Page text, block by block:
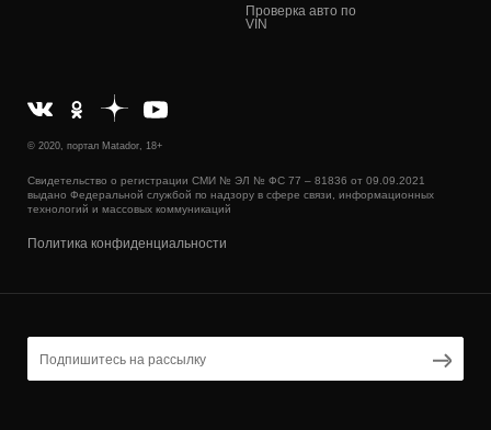
Проверка авто по
VIN
© 2020, портал Matador, 18+
Свидетельство о регистрации СМИ № ЭЛ № ФС 77 – 81836 от 09.09.2021
выдано Федеральной службой по надзору в сфере связи, информационных
технологий и массовых коммуникаций
Политика конфиденциальности